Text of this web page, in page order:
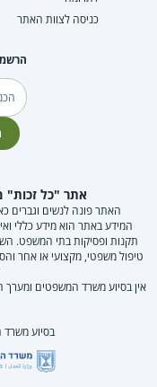
כניסה לצוות האתר
דוא"ל
אתר "כל זכות"
האתר פונה לנשים וגברים
המידע באתר הוא מידע כללי
תקנות ופסיקות בתי המשפט.
טיפול משפטי, מקצועי או אחר
אין בסיוע משרד המשפטים ומערך
בסיוע משרד